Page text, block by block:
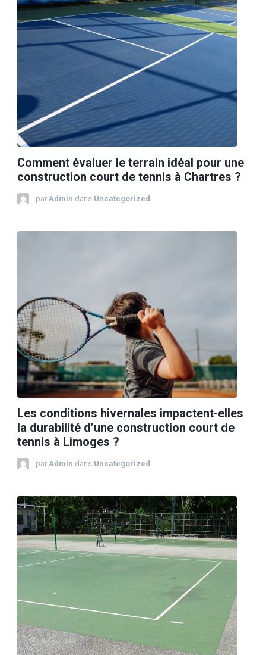
Comment évaluer le terrain idéal pour une
construction court de tennis à Chartres ?
par Admin dans Uncategorized
Les conditions hivernales impactent-elles
la durabilité d’une construction court de
tennis à Limoges ?
par Admin dans Uncategorized